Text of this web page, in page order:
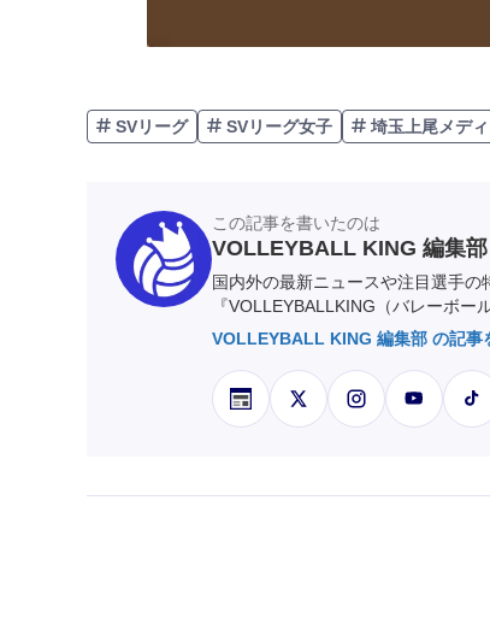
SVリーグ SVリーグ女子 埼玉上尾メデ
この記事を書いたのは
VOLLEYBALL KING 編集部
国内外の最新ニュースや注目選手
『VOLLEYBALLKING（バレーボー
VOLLEYBALL KING 編集部 の記事